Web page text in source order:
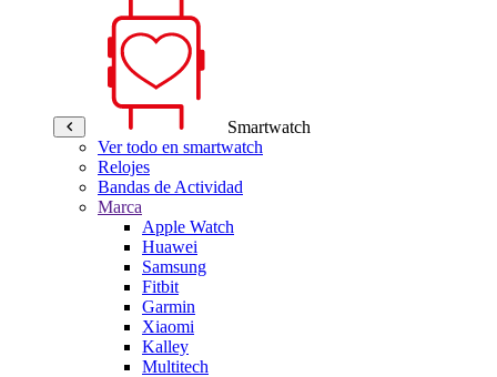
Smartwatch
Ver todo en smartwatch
Relojes
Bandas de Actividad
Marca
Apple Watch
Huawei
Samsung
Fitbit
Garmin
Xiaomi
Kalley
Multitech